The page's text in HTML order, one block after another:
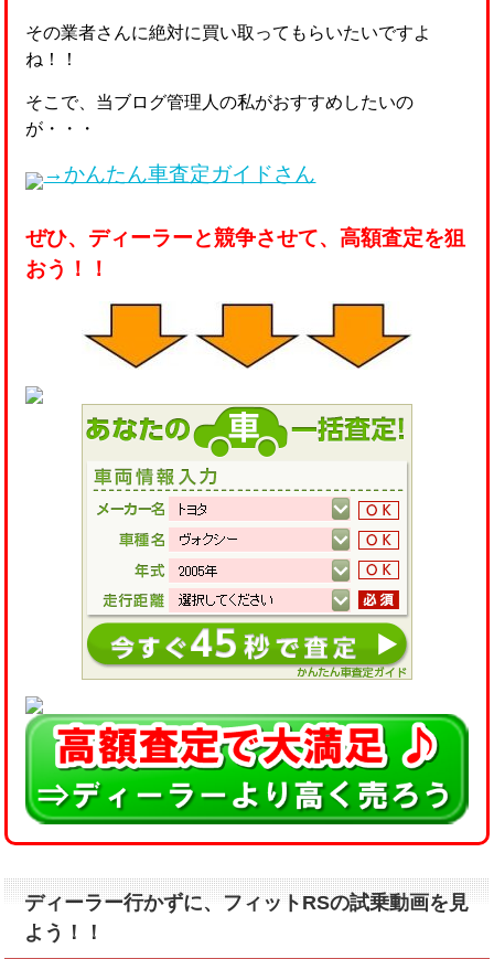
その業者さんに絶対に買い取ってもらいたいですよ
ね！！
そこで、当ブログ管理人の私がおすすめしたいの
が・・・
→かんたん車査定ガイドさん
ぜひ、ディーラーと競争させて、高額査定を狙
おう！！
ディーラー行かずに、フィットRSの試乗動画を見
よう！！